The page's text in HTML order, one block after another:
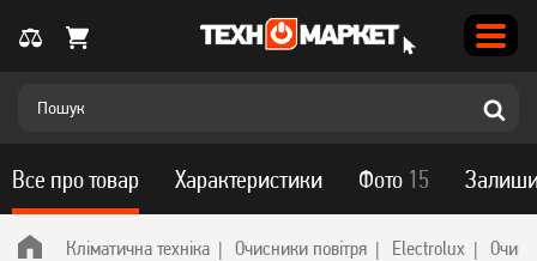
Кліматична техніка Очисники повітря Electrolux
Все про товар Характеристики Фото 15